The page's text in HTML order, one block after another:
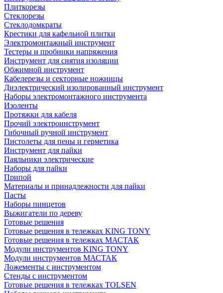
Плиткорезы
Стеклорезы
Стеклодомкраты
Крестики для кафельной плитки
Электромонтажный инструмент
Тестеры и пробники напряжения
Инструмент для снятия изоляции
Обжимной инструмент
Кабелерезы и секторные ножницы
Диэлектрический изолированный инструмент
Наборы электромонтажного инструмента
Изоленты
Протяжки для кабеля
Прочий электроинструмент
Гибочный ручной инструмент
Пистолеты для пены и герметика
Инструмент для пайки
Паяльники электрические
Наборы для пайки
Припой
Материалы и принадлежности для пайки
Пасты
Наборы пинцетов
Выжигатели по дереву
Готовые решения
Готовые решения в тележках KING TONY
Готовые решения в тележках МАСТАК
Модули инструментов KING TONY
Модули инструментов МАСТАК
Ложементы с инструментом
Стенды с инструментом
Готовые решения в тележках TOLSEN